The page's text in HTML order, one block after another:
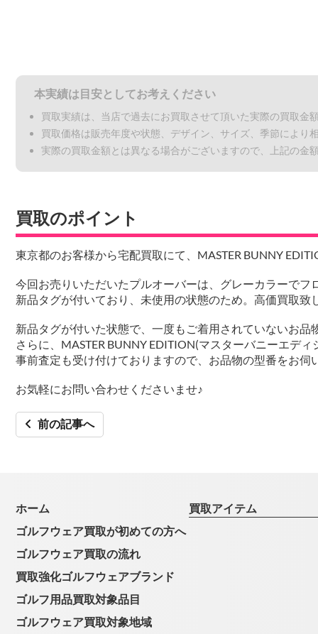
本実績は目安としてお考えください
買取実績は、当店で過去にお買取させて頂いた実際の買取金
買取価格は販売年度や状態、デザイン、サイズ、季節により
実際の買取金額とは異なる場合がございますので、上記の金
買取のポイント
東京都のお客様から宅配買取にて、MASTER BUNNY
今回お売りいただいたプルオーバーは、グレーカラーでフ
新品タグが付いており、未使用の状態のため。高価買取致
新品タグが付いた状態で、一度もご着用されていないお
さらに、MASTER BUNNY EDITION(マスターバニーエデ
事前査定も受け付けておりますので、お品物の型番をお
お気軽にお問い合わせくださいませ♪
前の記事へ
ホーム
ゴルフウェア買取が初めての方へ
ゴルフウェア買取の流れ
買取強化ゴルフウェアブランド
ゴルフ用品買取対象品目
ゴルフウェア買取対象地域
買取アイテム